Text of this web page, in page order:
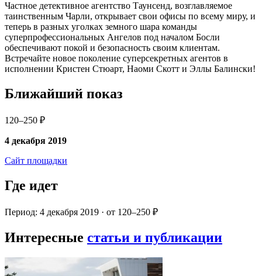
Частное детективное агентство Таунсенд, возглавляемое
таинственным Чарли, открывает свои офисы по всему миру, и
теперь в разных уголках земного шара команды
суперпрофессиональных Ангелов под началом Босли
обеспечивают покой и безопасность своим клиентам.
Встречайте новое поколение суперсекретных агентов в
исполнении Кристен Стюарт, Наоми Скотт и Эллы Балински!
Ближайший показ
120–250 ₽
4 декабря 2019
Сайт площадки
Где идет
Период: 4 декабря 2019 · от 120–250 ₽
Интересные статьи и публикации